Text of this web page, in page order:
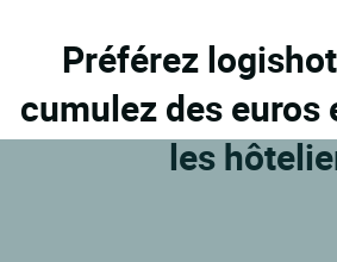
Préférez
cumulez des euros
les